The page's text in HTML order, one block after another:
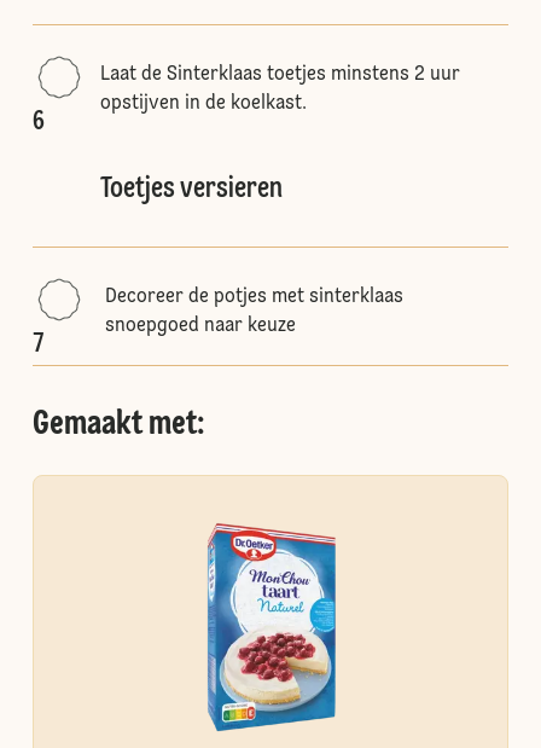
6
Laat de Sinterklaas toetjes minstens 2 uur
opstijven in de koelkast.
Toetjes versieren
7
Decoreer de potjes met sinterklaas
snoepgoed naar keuze
Gemaakt met: